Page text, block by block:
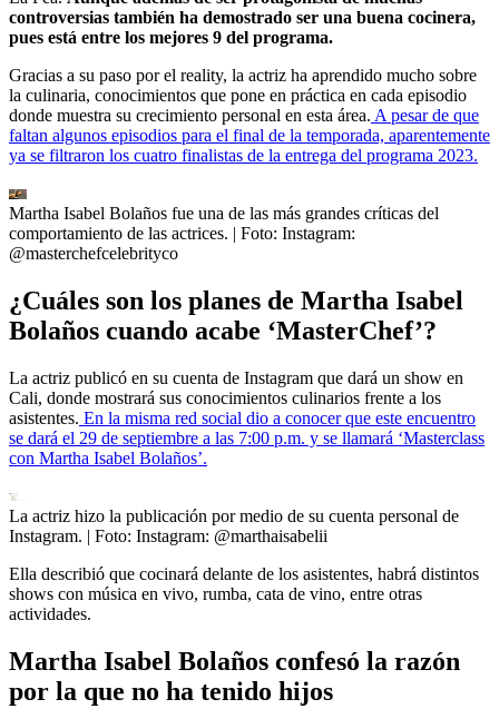
controversias también ha demostrado ser una buena cocinera,
pues está entre los mejores 9 del programa.
Gracias a su paso por el reality, la actriz ha aprendido mucho sobre
la culinaria, conocimientos que pone en práctica en cada episodio
donde muestra su crecimiento personal en esta área. A pesar de que
faltan algunos episodios para el final de la temporada, aparentemente
ya se filtraron los cuatro finalistas de la entrega del programa 2023.
Martha Isabel Bolaños fue una de las más grandes críticas del
comportamiento de las actrices. | Foto: Instagram:
@masterchefcelebrityco
¿Cuáles son los planes de Martha Isabel
Bolaños cuando acabe ‘MasterChef’?
La actriz publicó en su cuenta de Instagram que dará un show en
Cali, donde mostrará sus conocimientos culinarios frente a los
asistentes. En la misma red social dio a conocer que este encuentro
se dará el 29 de septiembre a las 7:00 p.m. y se llamará ‘Masterclass
con Martha Isabel Bolaños’.
La actriz hizo la publicación por medio de su cuenta personal de
Instagram. | Foto: Instagram: @marthaisabelii
Ella describió que cocinará delante de los asistentes, habrá distintos
shows con música en vivo, rumba, cata de vino, entre otras
actividades.
Martha Isabel Bolaños confesó la razón
por la que no ha tenido hijos